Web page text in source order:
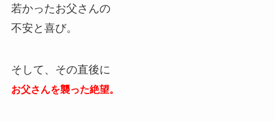
若かったお父さんの
不安と喜び。
そして、その直後に
お父さんを襲った絶望。